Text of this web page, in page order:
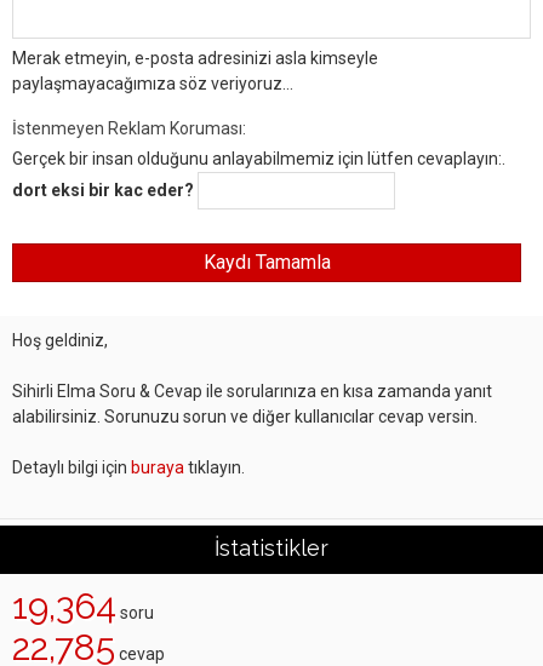
Merak etmeyin, e-posta adresinizi asla kimseyle
paylaşmayacağımıza söz veriyoruz...
İstenmeyen Reklam Koruması:
Gerçek bir insan olduğunu anlayabilmemiz için lütfen cevaplayın:.
dort eksi bir kac eder?
Hoş geldiniz,
Sihirli Elma Soru & Cevap ile sorularınıza en kısa zamanda yanıt
alabilirsiniz. Sorunuzu sorun ve diğer kullanıcılar cevap versin.
Detaylı bilgi için buraya tıklayın.
İstatistikler
19,364 soru
22,785 cevap